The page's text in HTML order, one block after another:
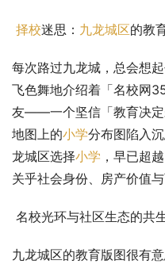
择校迷思： 九龙城区的教
每次路过九龙城，总会想
飞色舞地介绍着「名校网
友——一个坚信「教育决
地图上的小学分布图陷入
龙城区选择小学 ，早已超
关乎社会身份、房产价值
名校光环与社区生态的共
九龙城区的教育版图很有